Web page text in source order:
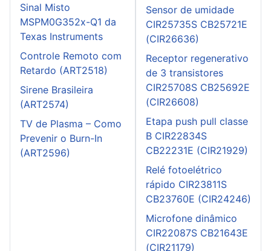
Sinal Misto
MSPM0G352x-Q1 da
Texas Instruments
Controle Remoto com
Retardo (ART2518)
Sirene Brasileira
(ART2574)
TV de Plasma – Como
Prevenir o Burn-In
(ART2596)
Sensor de umidade
CIR25735S CB25721E
(CIR26636)
Receptor regenerativo
de 3 transistores
CIR25708S CB25692E
(CIR26608)
Etapa push pull classe
B CIR22834S
CB22231E (CIR21929)
Relé fotoelétrico
rápido CIR23811S
CB23760E (CIR24246)
Microfone dinâmico
CIR22087S CB21643E
(CIR21179)